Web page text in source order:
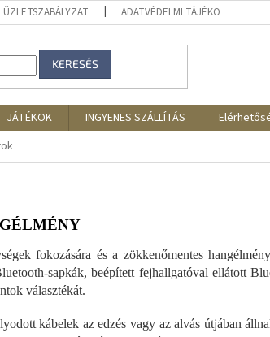
ÜZLETSZABÁLYZAT ADATVÉDELMI TÁJÉKOZTATÓ
KERESÉS
JÁTÉKOK INGYENES SZÁLLÍTÁS
fokozására és a zökkenőmentes
sapkák, beépített fejhallgatóval ellátott
választékát.
kábelek az edzés vagy az alvás útjában